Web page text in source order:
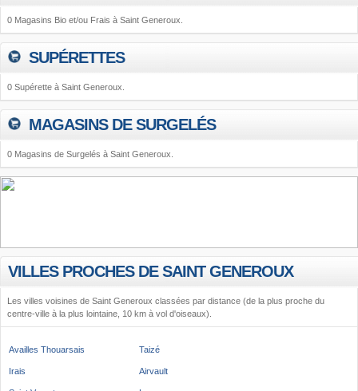
0 Magasins Bio et/ou Frais à Saint Generoux.
SUPÉRETTES
0 Supérette à Saint Generoux.
MAGASINS DE SURGELÉS
0 Magasins de Surgelés à Saint Generoux.
VILLES PROCHES DE SAINT GENEROUX
Les villes voisines de Saint Generoux classées par distance (de la plus proche du
centre-ville à la plus lointaine, 10 km à vol d'oiseaux).
Availles Thouarsais Taizé
Irais Airvault